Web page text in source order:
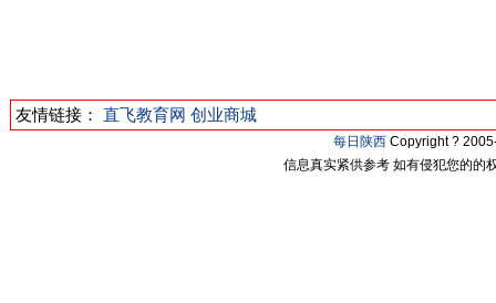
友情链接： 直飞教育网 创业商城
每日陕西Copyright ?
信息真实紧供参考 如有侵犯您的的